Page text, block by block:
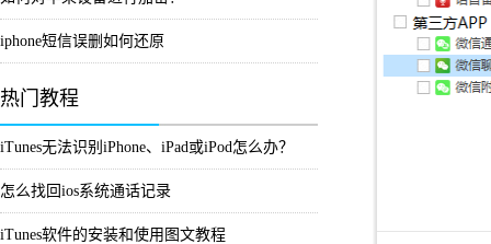
iphone短信误删如何还原
热门教程
iTunes无法识别iPhone、iPad或iPod怎么办？
怎么找回ios系统通话记录
iTunes软件的安装和使用图文教程